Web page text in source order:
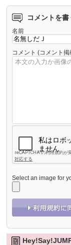
コメントを書
名前
コメント (コメント
Select an image for